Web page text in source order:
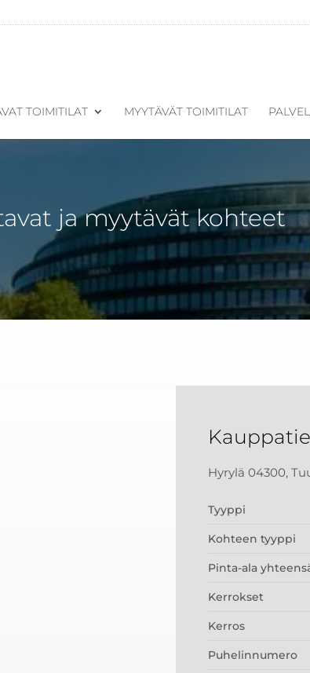
TOIMITILAT MYYTÄVÄT TOIMITILAT
ja myytävät kohteet
Hyrylä 04300,
Tyyppi
Kohteen tyyppi
Pinta-ala
Kerrokset
Kerros
Puhelinnumero